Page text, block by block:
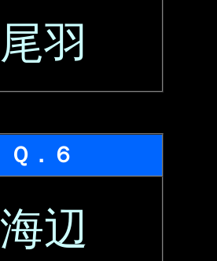
尾羽
Ｑ．６
海辺